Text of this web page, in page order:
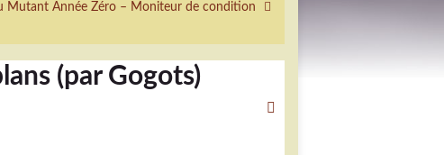
Mutant Année Zéro – Moniteur de condition
(par Gogots)